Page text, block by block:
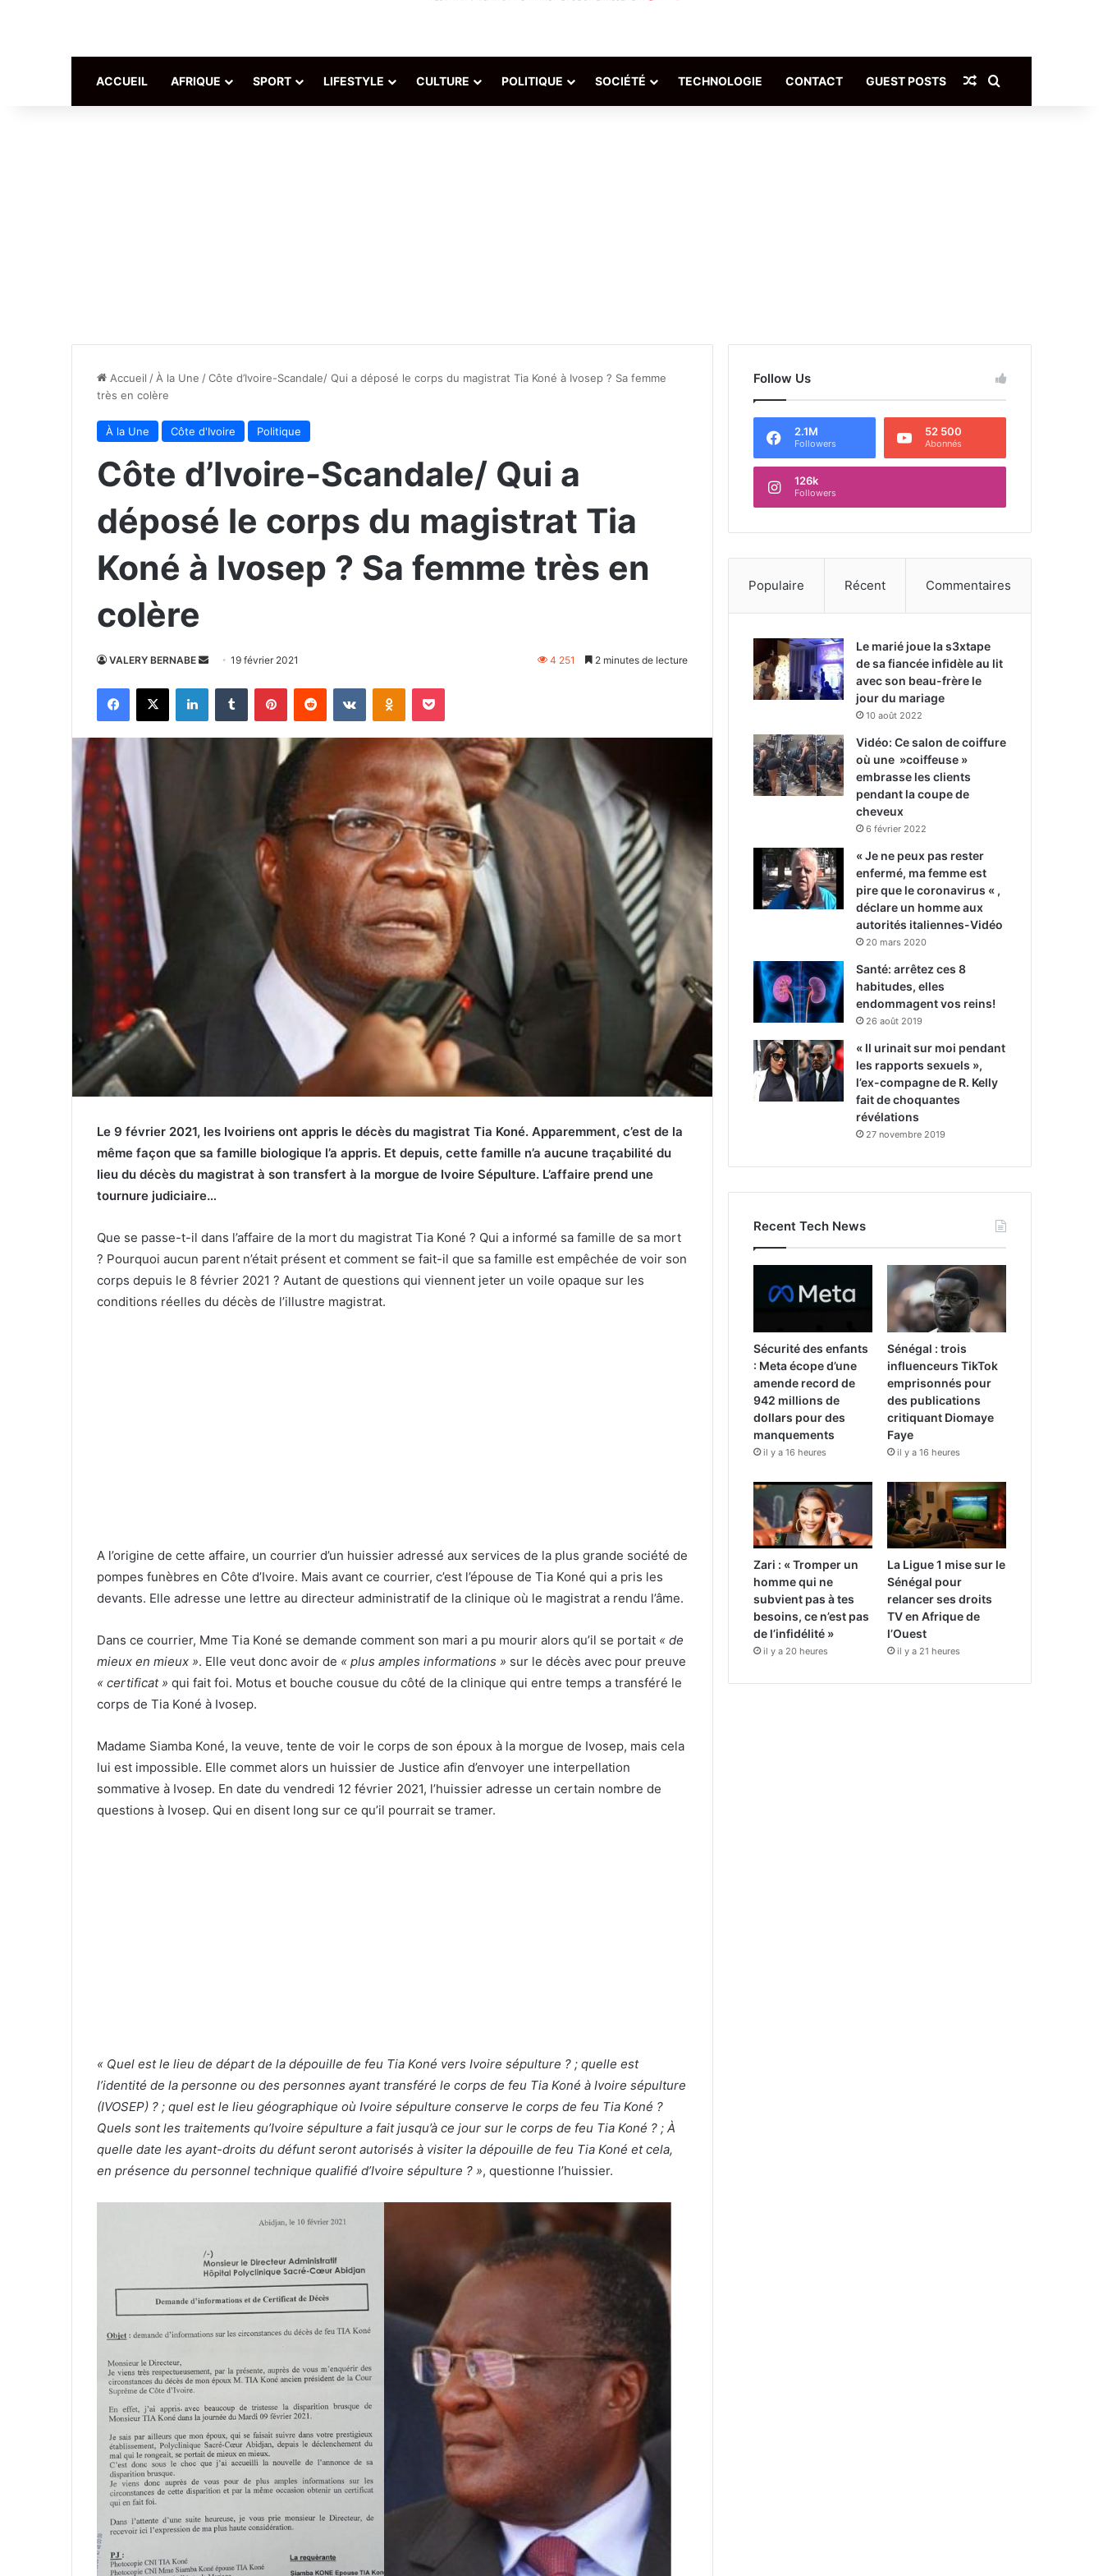
ACCUEIL AFRIQUE SPORT LIFESTYLE CULTURE POLITIQUE SOCIÉTÉ TECHNOLOGIE CONTACT GUEST POSTS Article Aléatoire
Accueil / À la Une /Côte d’Ivoire-Scandale/ Qui a déposé le corps du magistrat Tia Koné à Ivosep ? Sa femme
très en colère
À la Une Côte d'Ivoire Politique
Côte d’Ivoire-Scandale/ Qui a
déposé le corps du magistrat Tia
Koné à Ivosep ? Sa femme très en
colère
VALERY BERNABE
Envoyer
courriel
19 février 2021 4 251 2 minutes de lecture
Facebook
X LinkedinTumblr PinterestReddit VKontakteOdnoklassniki
Pocket
Le 9 février 2021, les Ivoiriens ont appris le décès du magistrat Tia Koné. Apparemment, c’est de la
même façon que sa famille biologique l’a appris. Et depuis, cette famille n’a aucune traçabilité du
lieu du décès du magistrat à son transfert à la morgue de Ivoire Sépulture. L’affaire prend une
tournure judiciaire…
Que se passe-t-il dans l’affaire de la mort du magistrat Tia Koné ? Qui a informé sa famille de sa mort
? Pourquoi aucun parent n’était présent et comment se fait-il que sa famille est empêchée de voir son
corps depuis le 8 février 2021 ? Autant de questions qui viennent jeter un voile opaque sur les
conditions réelles du décès de l’illustre magistrat.
A l’origine de cette affaire, un courrier d’un huissier adressé aux services de la plus grande société de
pompes funèbres en Côte d’Ivoire. Mais avant ce courrier, c’est l’épouse de Tia Koné qui a pris les
devants. Elle adresse une lettre au directeur administratif de la clinique où le magistrat a rendu l’âme.
Dans ce courrier, Mme Tia Koné se demande comment son mari a pu mourir alors qu’il se portait « de
mieux en mieux ». Elle veut donc avoir de « plus amples informations » sur le décès avec pour preuve
« certificat » qui fait foi. Motus et bouche cousue du côté de la clinique qui entre temps a transféré le
corps de Tia Koné à Ivosep.
Madame Siamba Koné, la veuve, tente de voir le corps de son époux à la morgue de Ivosep, mais cela
lui est impossible. Elle commet alors un huissier de Justice afin d’envoyer une interpellation
sommative à Ivosep. En date du vendredi 12 février 2021, l’huissier adresse un certain nombre de
questions à Ivosep. Qui en disent long sur ce qu’il pourrait se tramer.
« Quel est le lieu de départ de la dépouille de feu Tia Koné vers Ivoire sépulture ? ; quelle est
l’identité de la personne ou des personnes ayant transféré le corps de feu Tia Koné à Ivoire sépulture
(IVOSEP) ? ; quel est le lieu géographique où Ivoire sépulture conserve le corps de feu Tia Koné ?
Quels sont les traitements qu’Ivoire sépulture a fait jusqu’à ce jour sur le corps de feu Tia Koné ? ; À
quelle date les ayant-droits du défunt seront autorisés à visiter la dépouille de feu Tia Koné et cela,
en présence du personnel technique qualifié d’Ivoire sépulture ? », questionne l’huissier.
Follow Us
2.1M
Followers
52 500
Abonnés
126k
Followers
Populaire Récent Commentaires
Le marié joue la s3xtape
de sa fiancée infidèle au lit
avec son beau-frère le
jour du mariage
10 août 2022
Vidéo: Ce salon de coiffure
où une »coiffeuse »
embrasse les clients
pendant la coupe de
cheveux
6 février 2022
« Je ne peux pas rester
enfermé, ma femme est
pire que le coronavirus « ,
déclare un homme aux
autorités italiennes-Vidéo
20 mars 2020
Santé: arrêtez ces 8
habitudes, elles
endommagent vos reins!
26 août 2019
« Il urinait sur moi pendant
les rapports sexuels »,
l’ex-compagne de R. Kelly
fait de choquantes
révélations
27 novembre 2019
Recent Tech News
Sécurité des enfants
: Meta écope d’une
amende record de
942 millions de
dollars pour des
manquements
il y a 16 heures
Sénégal : trois
influenceurs TikTok
emprisonnés pour
des publications
critiquant Diomaye
Faye
il y a 16 heures
Zari : « Tromper un
homme qui ne
subvient pas à tes
besoins, ce n’est pas
de l’infidélité »
il y a 20 heures
La Ligue 1 mise sur le
Sénégal pour
relancer ses droits
TV en Afrique de
l’Ouest
il y a 21 heures